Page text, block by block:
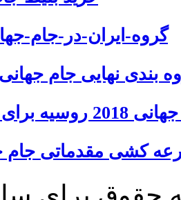
گروه-ایران-در-جام-جهانی-
بندی نهایی جام جهانی 2018 روسیه
های آسیا
کشی مقدماتی جام